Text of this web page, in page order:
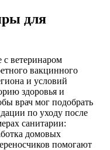
для
с ветеринаром
вакцинного
и условий
здоровья и
врач мог подобрать
по уходу после
санитарии:
домовых
помогают